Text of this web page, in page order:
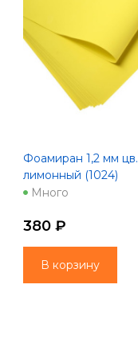
Фоамиран 1,2 мм цв.
лимонный (1024)
Много
380 ₽
В корзину